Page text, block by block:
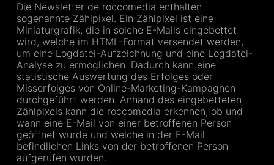
Die Newsletter de roccomedia enthalten
sogenannte Zählpixel. Ein Zählpixel ist eine
Miniaturgrafik, die in solche E-Mails eingebettet
wird, welche im HTML-Format versendet werden,
um eine Logdatei-Aufzeichnung und eine Logdatei-
Analyse zu ermöglichen. Dadurch kann eine
statistische Auswertung des Erfolges oder
Misserfolges von Online-Marketing-Kampagnen
durchgeführt werden. Anhand des eingebetteten
Zählpixels kann die roccomedia erkennen, ob und
wann eine E-Mail von einer betroffenen Person
geöffnet wurde und welche in der E-Mail
befindlichen Links von der betroffenen Person
aufgerufen wurden.